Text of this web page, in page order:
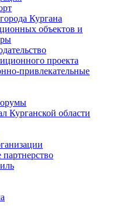
Кургана
объектов и
проекта
привлекательные
Курганской области